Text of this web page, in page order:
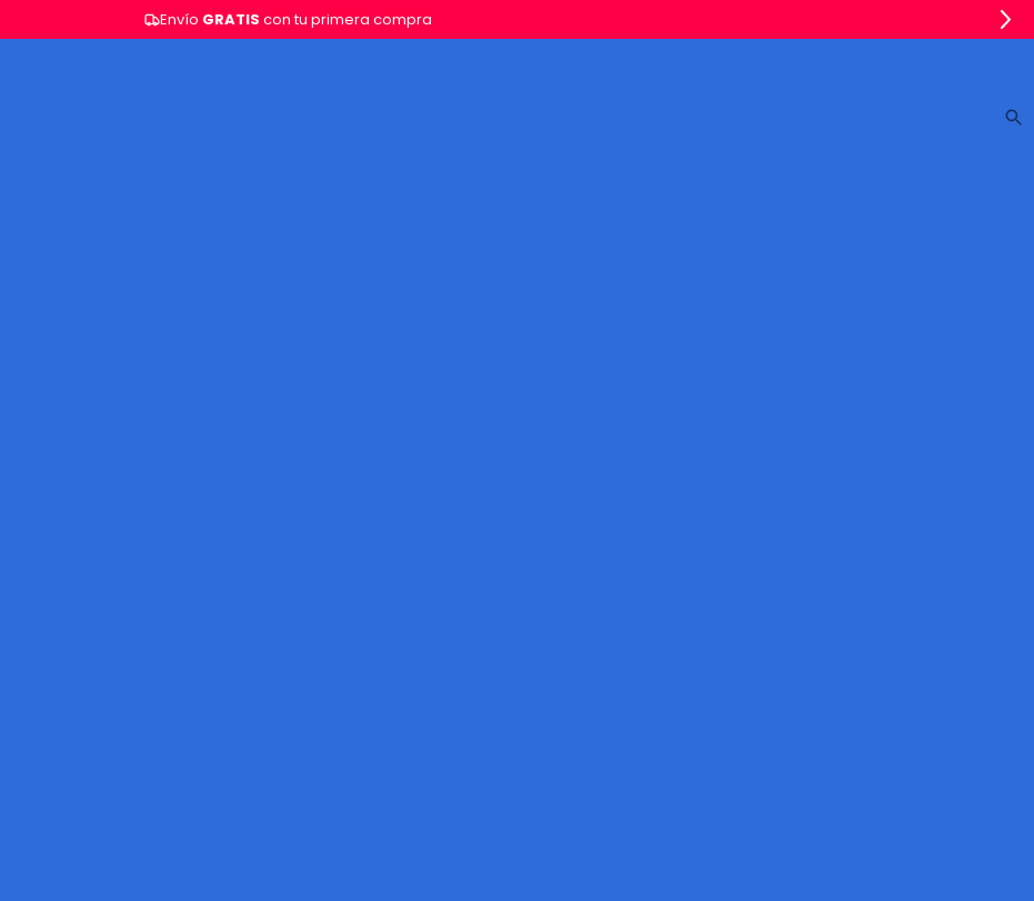
Envío GRATIS con tu primera compra